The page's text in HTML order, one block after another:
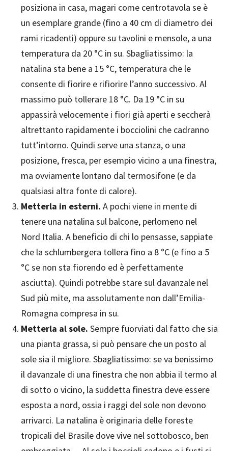
posiziona in casa, magari come centrotavola se è
un esemplare grande (fino a 40 cm di diametro dei
rami ricadenti) oppure su tavolini e mensole, a una
temperatura da 20 °C in su. Sbagliatissimo: la
natalina sta bene a 15 °C, temperatura che le
consente di fiorire e rifiorire l’anno successivo. Al
massimo può tollerare 18 °C. Da 19 °C in su
appassirà velocemente i fiori già aperti e seccherà
altrettanto rapidamente i bocciolini che cadranno
tutt’intorno. Quindi serve una stanza, o una
posizione, fresca, per esempio vicino a una finestra,
ma ovviamente lontano dal termosifone (e da
qualsiasi altra fonte di calore).
Metterla in esterni. A pochi viene in mente di
tenere una natalina sul balcone, perlomeno nel
Nord Italia. A beneficio di chi lo pensasse, sappiate
che la schlumbergera tollera fino a 8 °C (e fino a 5
°C se non sta fiorendo ed è perfettamente
asciutta). Quindi potrebbe stare sul davanzale nel
Sud più mite, ma assolutamente non dall’Emilia-
Romagna compresa in su.
Metterla al sole. Sempre fuorviati dal fatto che sia
una pianta grassa, si può pensare che un posto al
sole sia il migliore. Sbagliatissimo: se va benissimo
il davanzale di una finestra che non abbia il termo al
di sotto o vicino, la suddetta finestra deve essere
esposta a nord, ossia i raggi del sole non devono
arrivarci. La natalina è originaria delle foreste
tropicali del Brasile dove vive nel sottobosco, ben